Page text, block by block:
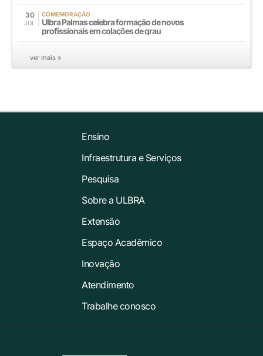
30
JUL
COMEMORAÇÃO
Ulbra Palmas celebra formação de novos
profissionais em colações de grau
ver mais »
Ensino
Infraestrutura e Serviços
Pesquisa
Sobre a ULBRA
Extensão
Espaço Acadêmico
Inovação
Atendimento
Trabalhe conosco